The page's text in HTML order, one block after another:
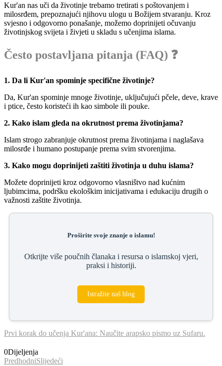
Kur'an nas uči da životinje trebamo tretirati s poštovanjem i
milosrđem, prepoznajući njihovu ulogu u Božijem stvaranju. Kroz
svjesno i odgovorno ponašanje, možemo doprinijeti očuvanju
životinjskog svijeta i živjeti u skladu s učenjima islama.
Često postavljana pitanja (FAQ) ❓
1. Da li Kur'an spominje specifične životinje?
Da, Kur'an spominje mnoge životinje, uključujući pčele, deve, krave
i ptice, često koristeći ih kao simbole ili pouke.
2. Kako islam gleda na okrutnost prema životinjama?
Islam strogo zabranjuje okrutnost prema životinjama i naglašava
milosrđe i humano postupanje prema svim stvorenjima.
3. Kako mogu doprinijeti zaštiti životinja u duhu islama?
Možete doprinijeti kroz odgovorno vlasništvo nad kućnim
ljubimcima, podršku ekološkim inicijativama i edukaciju drugih o
važnosti zaštite životinja.
Proširite svoje znanje o islamu!
Otkrijte više poučnih članaka i resursa o islamskoj vjeri,
praksi i historiji.
Istražite naš blog
Prvi korak do učenja Kur'ana: Naučite arapsko pismo uz Sufaru.
0Dijeljenja
PredhodniSlijedeći